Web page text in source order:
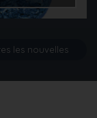
les nouvelles